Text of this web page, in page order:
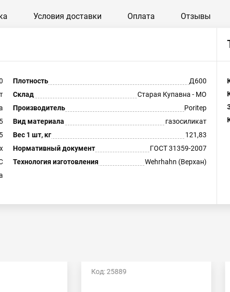
Условия доставки Оплата Отзывы
Плотность
Д600
Склад
Старая Купавна - МО
Производитель
Poritep
Вид материала
газосиликат
Вес 1 шт, кг
121,83
Нормативный документ
ГОСТ 31359-2007
Технология изготовления
Wehrhahn (Верхан)
Код: 25889